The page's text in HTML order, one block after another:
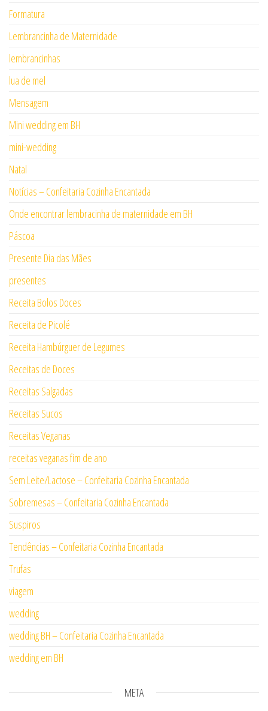
Formatura
Lembrancinha de Maternidade
lembrancinhas
lua de mel
Mensagem
Mini wedding em BH
mini-wedding
Natal
Notícias – Confeitaria Cozinha Encantada
Onde encontrar lembracinha de maternidade em BH
Páscoa
Presente Dia das Mães
presentes
Receita Bolos Doces
Receita de Picolé
Receita Hambúrguer de Legumes
Receitas de Doces
Receitas Salgadas
Receitas Sucos
Receitas Veganas
receitas veganas fim de ano
Sem Leite/Lactose – Confeitaria Cozinha Encantada
Sobremesas – Confeitaria Cozinha Encantada
Suspiros
Tendências – Confeitaria Cozinha Encantada
Trufas
viagem
wedding
wedding BH – Confeitaria Cozinha Encantada
wedding em BH
META